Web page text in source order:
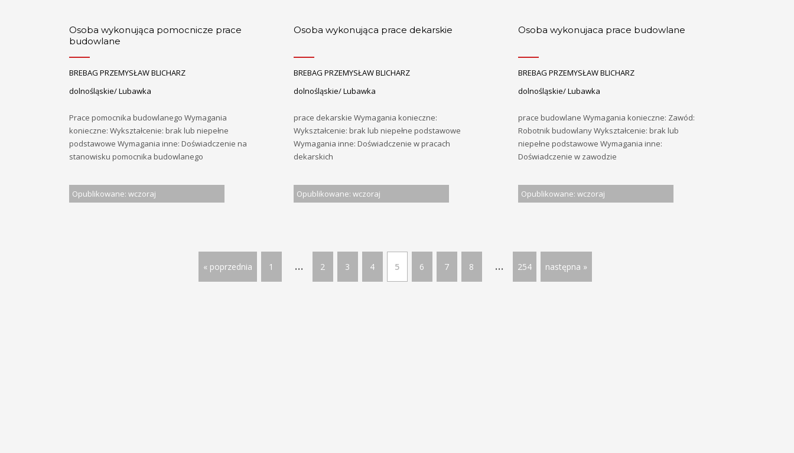
Osoba wykonująca pomocnicze prace
budowlane
BREBAG PRZEMYSŁAW BLICHARZ
dolnośląskie/ Lubawka
Prace pomocnika budowlanego Wymagania
konieczne: Wykształcenie: brak lub niepełne
podstawowe Wymagania inne: Doświadczenie na
stanowisku pomocnika budowlanego
Opublikowane: wczoraj
Osoba wykonująca prace dekarskie
BREBAG PRZEMYSŁAW BLICHARZ
dolnośląskie/ Lubawka
prace dekarskie Wymagania konieczne:
Wykształcenie: brak lub niepełne podstawowe
Wymagania inne: Doświadczenie w pracach
dekarskich
Opublikowane: wczoraj
Osoba wykonujaca prace budowlane
BREBAG PRZEMYSŁAW BLICHARZ
dolnośląskie/ Lubawka
prace budowlane Wymagania konieczne: Zawód:
Robotnik budowlany Wykształcenie: brak lub
niepełne podstawowe Wymagania inne:
Doświadczenie w zawodzie
Opublikowane: wczoraj
« poprzednia 1 ... 2 3 4 5 6 7 8 ... 254 następna »